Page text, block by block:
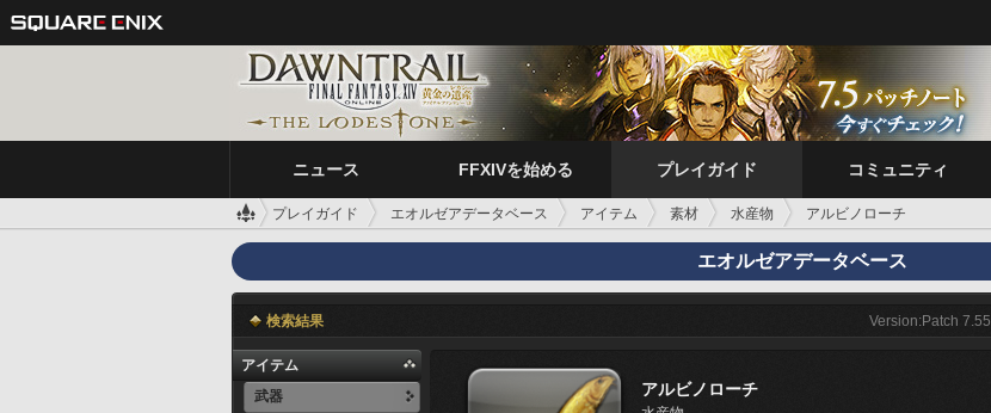
ニュース FFXIVを始める プレイガイド コミュニティ
プレイガイド エオルゼアデータベース アイテム 素材 水産物 アルビノローチ
エオルゼアデータベース
検索結果 Version:Patch 7.55
アイテム
武器
アルビノローチ